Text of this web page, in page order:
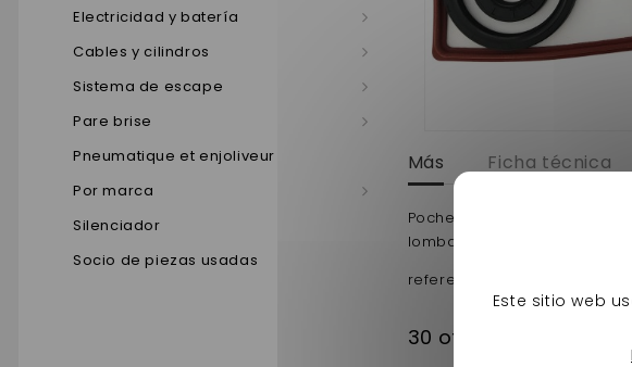
Electricidad y batería
Cables y cilindros
Sistema de escape
Pare brise
Pneumatique et enjoliveur
Por marca
Silenciador
Socio de piezas usadas
Más Ficha técnica
Pochette de joints pour
lombardini dci Ldw 442 et
reference d'origine :
30 otros productos
Este sitio web